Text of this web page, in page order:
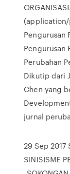
Pengurusan
Pengurusan
Perubahan
Dikutip dari
Chen yang
jurnal
29 Sep 2017
SINISISME